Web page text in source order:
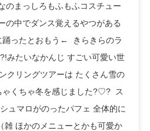
ㅤㅤㅤㅤㅤ ㅤㅤㅤㅤㅤㅤㅤㅤㅤㅤㅤㅤㅤ みんなのまっしろもふもふコスチュー
ㅤㅤㅤㅤㅤㅤㅤㅤㅤㅤㅤㅤㅤㅤㅤㅤㅤㅤㅤㅤㅤㅤㅤㅤㅤ ショーの中でダンス覚えるやつがある
元気に踊ったとおもう←ㅤㅤㅤㅤㅤㅤㅤㅤㅤㅤㅤㅤㅤ ㅤㅤㅤㅤㅤㅤㅤㅤㅤㅤㅤㅤㅤ きらきらのラ
じㅤㅤㅤㅤㅤㅤㅤㅤㅤㅤㅤㅤㅤ すごい可愛い世
ㅤㅤㅤㅤㅤㅤㅤㅤㅤㅤ トゥインクリングツアーは たくさん雪の
を感じました?♡?ㅤㅤㅤㅤㅤㅤㅤㅤㅤㅤㅤㅤㅤ ㅤㅤㅤㅤㅤㅤㅤㅤㅤㅤㅤㅤㅤ ス
たパフェㅤㅤㅤㅤㅤㅤㅤㅤㅤㅤㅤㅤㅤ 全体的に
ㅤㅤㅤㅤㅤㅤㅤㅤㅤㅤㅤㅤㅤㅤㅤㅤㅤㅤㅤㅤㅤㅤㅤㅤㅤㅤㅤㅤㅤ ほかのメニューとかも可愛か